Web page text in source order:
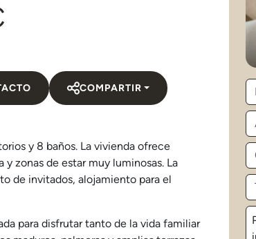
COMPARTIR
y 8 baños. La vivienda ofrece
zonas de estar muy luminosas. La
de invitados, alojamiento para el
para disfrutar tanto de la vida familiar